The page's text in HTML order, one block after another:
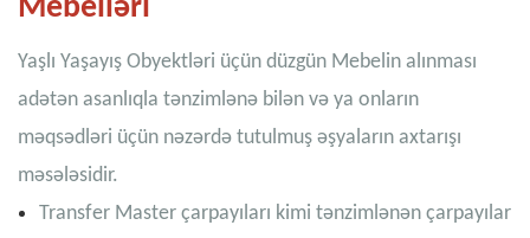
Mebelləri
Yaşlı Yaşayış Obyektləri üçün düzgün Mebelin alınması
adətən asanlıqla tənzimlənə bilən və ya onların
məqsədləri üçün nəzərdə tutulmuş əşyaların axtarışı
məsələsidir.
Transfer Master çarpayıları kimi tənzimlənən çarpayılar